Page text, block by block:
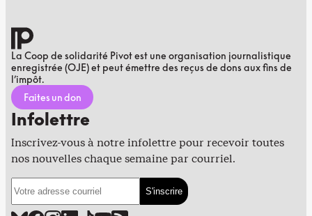
La Coop de solidarité Pivot est une organisation journalistique
enregistrée (OJE) et peut émettre des reçus de dons aux fins de
l’impôt.
Faites un don
Infolettre
Inscrivez-vous à notre infolettre pour recevoir toutes
nos nouvelles chaque semaine par courriel.